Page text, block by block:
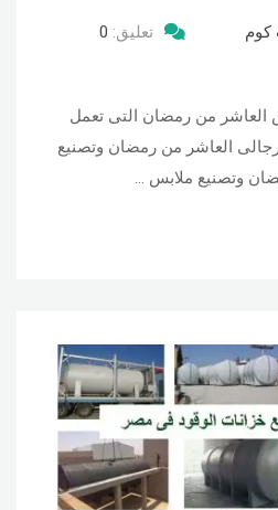
تعليق: 0
العاشر من رمضان التى تعمل
العاشر من رمضان وتصنيع
وتصنيع ملابس …